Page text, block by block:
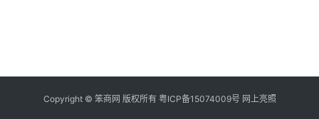
Copyright © 笨商网 版权所有 粤ICP备15074009号 网上亮照